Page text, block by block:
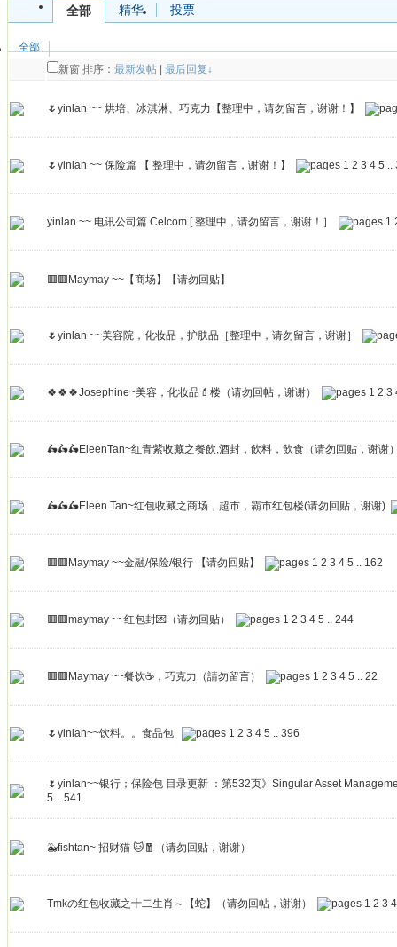
全部 精华 投票
全部
新窗 排序： 最新发帖 最后回复↓
🌷yinlan ~~ 烘培、冰淇淋、巧克力【整理中，请勿留言，谢谢！】
🌷yinlan ~~ 保险篇 【 整理中，请勿留言，谢谢！】 1 2 3 4 5 ..
yinlan ~~ 电讯公司篇 Celcom [ 整理中，请勿留言，谢谢！］ 1
🟥🟥Maymay ~~【商场】【请勿回贴】
🌷yinlan ~~美容院，化妆品，护肤品［整理中，请勿留言，谢谢］
🍀🍀🍀Josephine~美容，化妆品💄楼（请勿回帖，谢谢） 1 2 3
🛵🛵🛵EleenTan~红青紫收藏之餐飲,酒封，飲料，飲食（请勿回贴，谢谢
🛵🛵🛵Eleen Tan~红包收藏之商场，超市，霸市红包楼(请勿回贴，谢谢)
🟥🟥Maymay ~~金融/保险/银行 【请勿回贴】 1 2 3 4 5 .. 162
🟥🟥maymay ~~红包封💌（请勿回贴） 1 2 3 4 5 .. 244
🟥🟥Maymay ~~餐饮☕，巧克力（請勿留言） 1 2 3 4 5 .. 22
🌷yinlan~~饮料。。食品包 1 2 3 4 5 .. 396
🌷yinlan~~银行；保险包 目录更新 ：第532页》Singular Asset
5 .. 541
🐳fishtan~ 招财猫 🐱🧧（请勿回贴，谢谢）
Tmkの红包收藏之十二生肖～【蛇】（请勿回帖，谢谢） 1 2 3 4